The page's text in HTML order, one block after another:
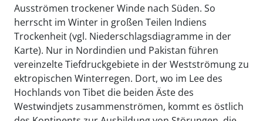
Ausströmen trockener Winde nach Süden. So
herrscht im Winter in großen Teilen Indiens
Trockenheit (vgl. Niederschlagsdiagramme in der
Karte). Nur in Nordindien und Pakistan führen
vereinzelte Tiefdruckgebiete in der Westströmung zu
ektropischen Winterregen. Dort, wo im Lee des
Hochlands von Tibet die beiden Äste des
Westwindjets zusammenströmen, kommt es östlich